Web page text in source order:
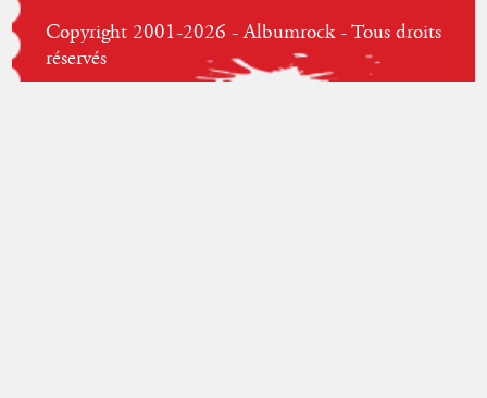
Copyright 2001-2026 - Albumrock - Tous droits
réservés